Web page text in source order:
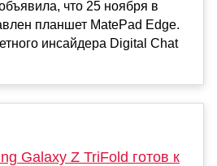
что 25 ноября в
планшет MatePad Edge.
инсайдера Digital Chat
Galaxy Z TriFold готов к